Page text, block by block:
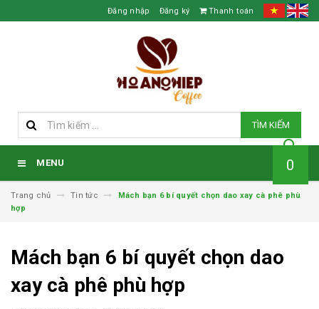
Đăng nhập Đăng ký Thanh toán
TÌM KIẾM
MENU 0
Trang chủ Tin tức
Mách bạn 6 bí quyết chọn dao xay cà phê phù
hợp
Mách bạn 6 bí quyết chọn dao
xay cà phê phù hợp